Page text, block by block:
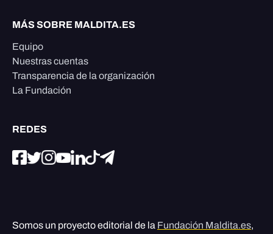
MÁS SOBRE MALDITA.ES
Equipo
Nuestras cuentas
Transparencia de la organización
La Fundación
REDES
Somos un proyecto editorial de la Fundación Maldita.es,